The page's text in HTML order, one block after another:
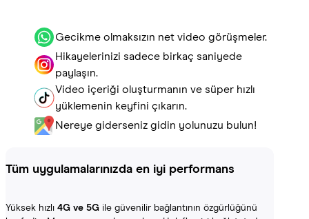
Gecikme olmaksızın net video görüşmeler.
Hikayelerinizi sadece birkaç saniyede
paylaşın.
Video içeriği oluşturmanın ve süper hızlı
yüklemenin keyfini çıkarın.
Nereye giderseniz gidin yolunuzu bulun!
Tüm uygulamalarınızda en iyi performans
Yüksek hızlı 4G ve 5G ile güvenilir bağlantının özgürlüğünü